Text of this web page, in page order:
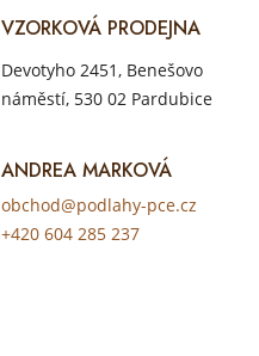
VZORKOVÁ PRODEJNA
Devotyho 2451, Benešovo
náměstí, 530 02 Pardubice
ANDREA MARKOVÁ
obchod@podlahy-pce.cz
+420 604 285 237